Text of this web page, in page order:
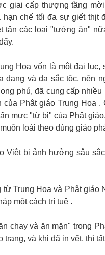
giai cấp thượng tầng
hạn chế tối đa sự giết thịt
tận các loại "tưởng ăn"
Hoa vốn là một đại
dạng và đa sắc tộc, nên
phú, đã cung cấp
của Phật giáo Trung Hoa
mực "từ bi" của Phật
loài theo đúng giáo
Việt bị ảnh hưởng sâu
từ Trung Hoa và Phật
một cách trí tuệ .
chay và ăn mặn" trong
trạng, và khi đã in vết, thì